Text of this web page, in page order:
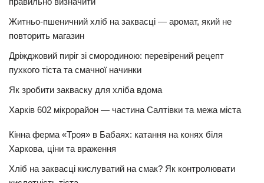
Житньо-пшеничний хліб на заквасці — аромат, який не
повторить магазин
Дріжджовий пиріг зі смородиною: перевірений рецепт
пухкого тіста та смачної начинки
Як зробити закваску для хліба вдома
Харків 602 мікрорайон — частина Салтівки та межа міста
Кінна ферма «Троя» в Бабаях: катання на конях біля
Харкова, ціни та враження
Хліб на заквасці кислуватий на смак? Як контролювати